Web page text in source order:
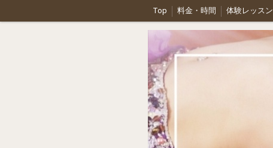
Top 料金・時間 体験レッスン